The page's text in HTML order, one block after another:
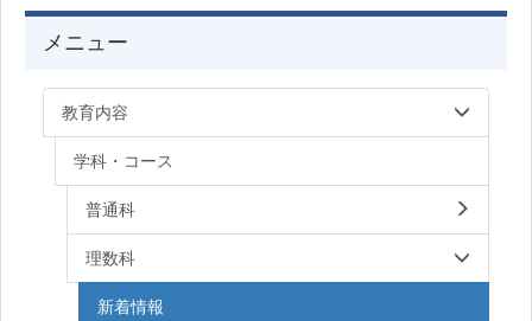
メニュー
教育内容
学科・コース
普通科
理数科
新着情報